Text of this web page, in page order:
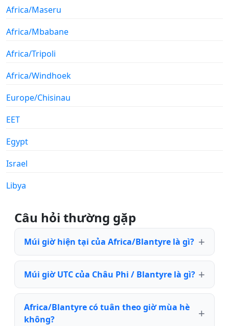
Africa/Maseru
Africa/Mbabane
Africa/Tripoli
Africa/Windhoek
Europe/Chisinau
EET
Egypt
Israel
Libya
Câu hỏi thường gặp
Múi giờ hiện tại của Africa/Blantyre là gì?
Múi giờ UTC của Châu Phi / Blantyre là gì?
Africa/Blantyre có tuân theo giờ mùa hè
không?